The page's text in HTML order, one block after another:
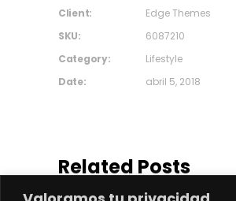
Client:
Edge Themes
SKU:
6087210
Category:
Lifestyle
Date:
abril 5, 2018
Related Posts